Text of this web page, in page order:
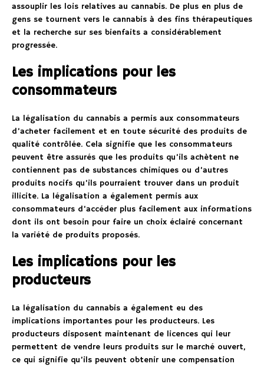
assouplir les lois relatives au cannabis. De plus en plus de
gens se tournent vers le cannabis à des fins thérapeutiques
et la recherche sur ses bienfaits a considérablement
progressée.
Les implications pour les
consommateurs
La légalisation du cannabis a permis aux consommateurs
d’acheter facilement et en toute sécurité des produits de
qualité contrôlée. Cela signifie que les consommateurs
peuvent être assurés que les produits qu’ils achètent ne
contiennent pas de substances chimiques ou d’autres
produits nocifs qu’ils pourraient trouver dans un produit
illicite. La légalisation a également permis aux
consommateurs d’accéder plus facilement aux informations
dont ils ont besoin pour faire un choix éclairé concernant
la variété de produits proposés.
Les implications pour les
producteurs
La légalisation du cannabis a également eu des
implications importantes pour les producteurs. Les
producteurs disposent maintenant de licences qui leur
permettent de vendre leurs produits sur le marché ouvert,
ce qui signifie qu’ils peuvent obtenir une compensation